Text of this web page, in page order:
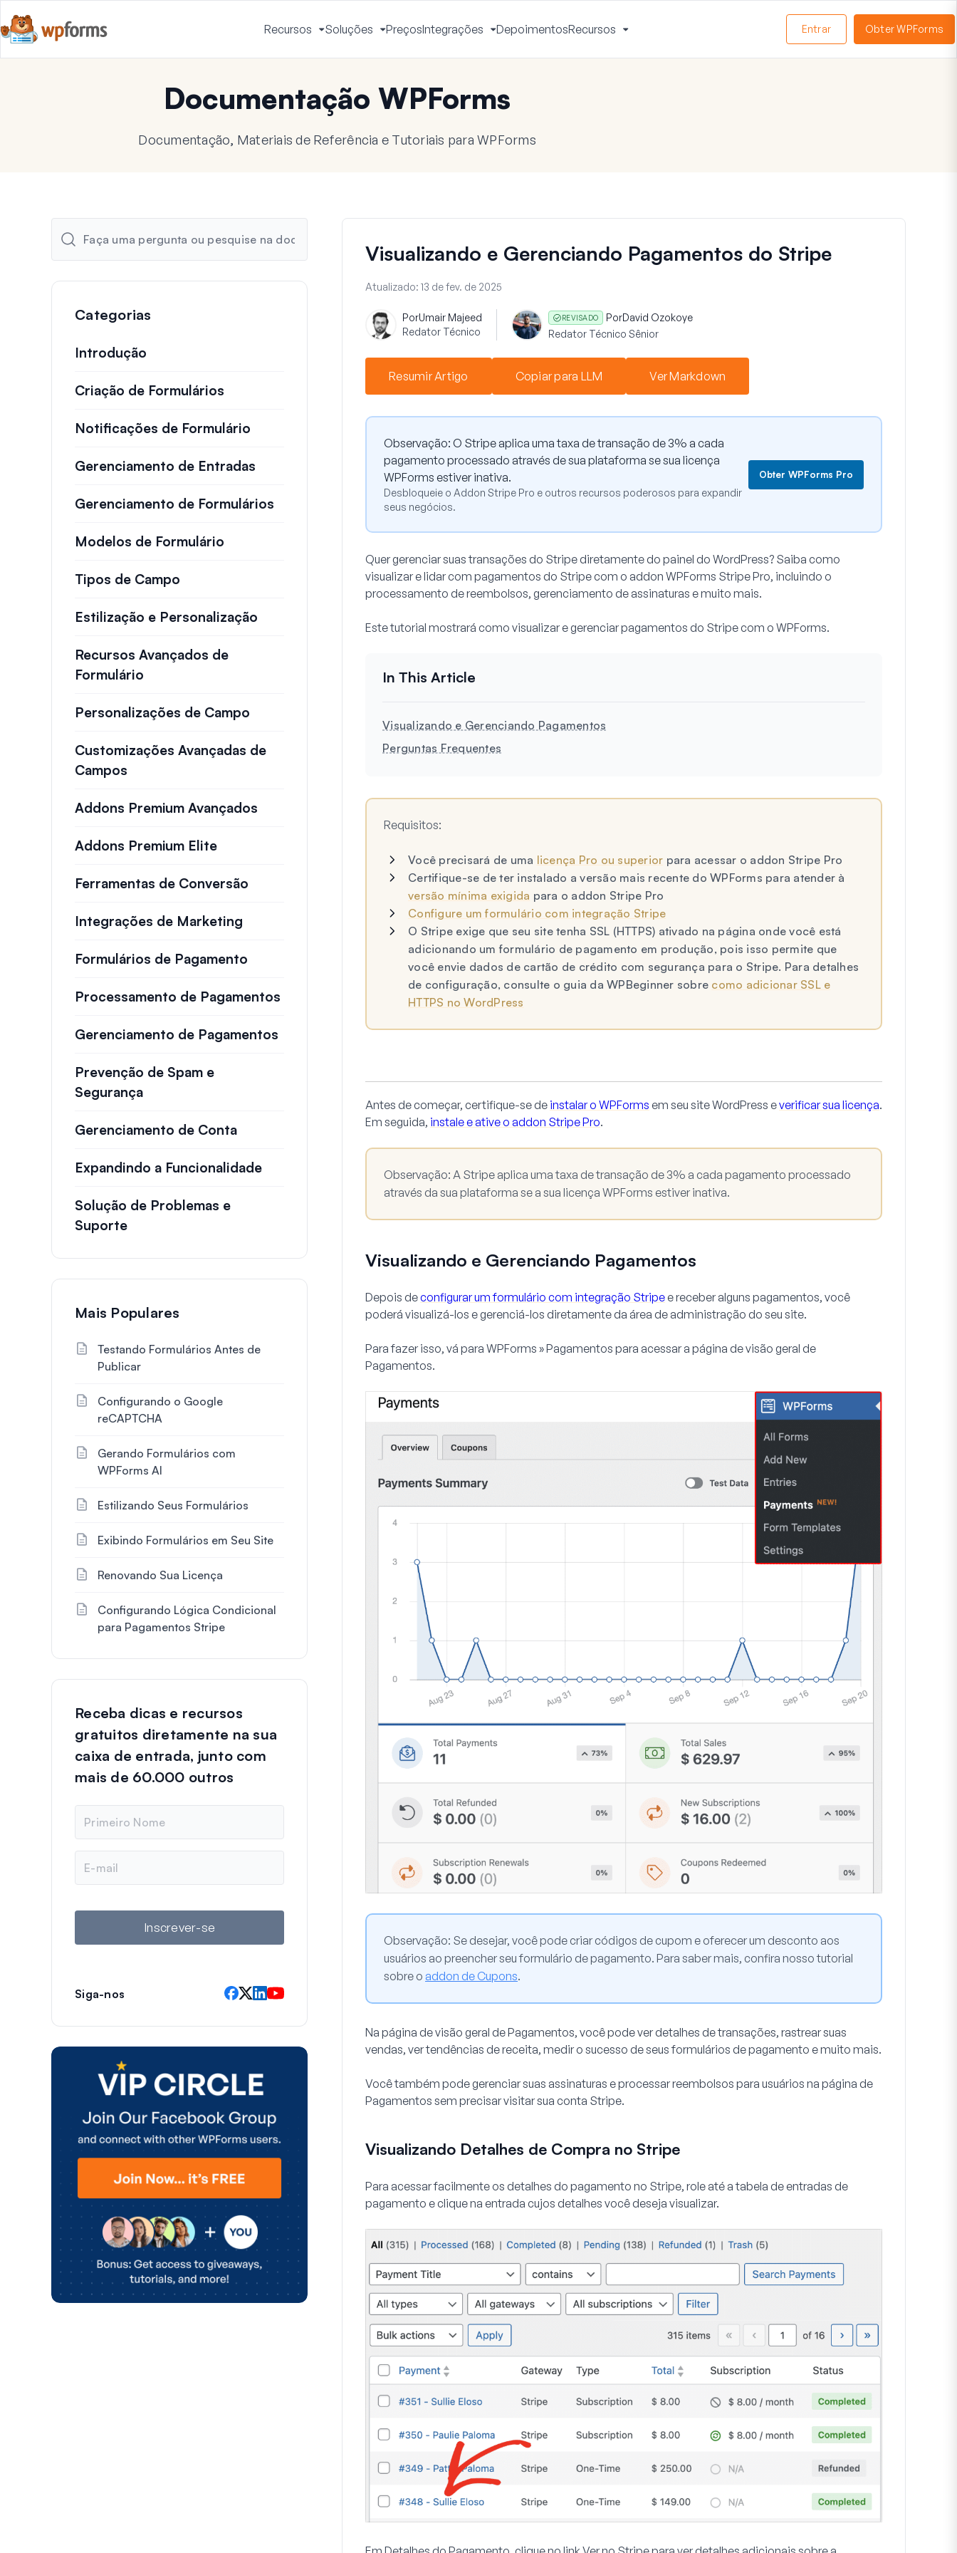
Recursos
Alternar
Menu
Soluções
Alternar
Menu
PreçosIntegrações
Alternar
Menu
DepoimentosRecursos
Menu
Entrar Obter WPForms
Documentação WPForms
Documentação, Materiais de Referência e Tutoriais para WPForms
Visualizando e Gerenciando Pagamentos do Stripe
Atualizado: 13 de fev. de 2025
PorUmair Majeed
Redator Técnico
REVISADO PorDavid Ozokoye
Redator Técnico Sênior
Resumir Artigo Copiar para LLM Ver Markdown
Observação: O Stripe aplica uma taxa de transação de 3% a cada
pagamento processado através de sua plataforma se sua licença
WPForms estiver inativa.
Desbloqueie o Addon Stripe Pro e outros recursos poderosos para expandir
seus negócios.
Obter WPForms Pro
Quer gerenciar suas transações do Stripe diretamente do painel do WordPress? Saiba como
visualizar e lidar com pagamentos do Stripe com o addon WPForms Stripe Pro, incluindo o
processamento de reembolsos, gerenciamento de assinaturas e muito mais.
Este tutorial mostrará como visualizar e gerenciar pagamentos do Stripe com o WPForms.
Visualizando e Gerenciando Pagamentos
Perguntas Frequentes
Requisitos:
Você precisará de uma licença Pro ou superior para acessar o addon Stripe Pro
Certifique-se de ter instalado a versão mais recente do WPForms para atender à
versão mínima exigida para o addon Stripe Pro
Configure um formulário com integração Stripe
O Stripe exige que seu site tenha SSL (HTTPS) ativado na página onde você está
adicionando um formulário de pagamento em produção, pois isso permite que
você envie dados de cartão de crédito com segurança para o Stripe. Para detalhes
de configuração, consulte o guia da WPBeginner sobre como adicionar SSL e
HTTPS no WordPress
Antes de começar, certifique-se de instalar o WPForms em seu site WordPress everificar sua licença.
Em seguida, instale e ative o addon Stripe Pro.
Observação: A Stripe aplica uma taxa de transação de 3% a cada pagamento processado
através da sua plataforma se a sua licença WPForms estiver inativa.
Visualizando e Gerenciando Pagamentos
Depois deconfigurar um formulário com integração Stripee receber alguns pagamentos, você
poderá visualizá-los e gerenciá-los diretamente da área de administração do seu site.
Para fazer isso, vá para WPForms » Pagamentos para acessar a página de visão geral de
Pagamentos.
Observação: Se desejar, você pode criar códigos de cupom e oferecer um desconto aos
usuários ao preencher seu formulário de pagamento. Para saber mais, confira nosso tutorial
sobre o addon de Cupons.
Na página de visão geral de Pagamentos, você pode ver detalhes de transações, rastrear suas
vendas, ver tendências de receita, medir o sucesso de seus formulários de pagamento e muito mais.
Você também pode gerenciar suas assinaturas e processar reembolsos para usuários na página de
Pagamentos sem precisar visitar sua conta Stripe.
Visualizando Detalhes de Compra no Stripe
Para acessar facilmente os detalhes do pagamento no Stripe, role até a tabela de entradas de
pagamento e clique na entrada cujos detalhes você deseja visualizar.
Categorias
Introdução
Criação de Formulários
Notificações de Formulário
Gerenciamento de Entradas
Gerenciamento de Formulários
Modelos de Formulário
Tipos de Campo
Estilização e Personalização
Recursos Avançados de
Formulário
Personalizações de Campo
Customizações Avançadas de
Campos
Addons Premium Avançados
Addons Premium Elite
Ferramentas de Conversão
Integrações de Marketing
Formulários de Pagamento
Processamento de Pagamentos
Gerenciamento de Pagamentos
Prevenção de Spam e
Segurança
Gerenciamento de Conta
Expandindo a Funcionalidade
Solução de Problemas e
Suporte
Mais Populares
Testando Formulários Antes de
Publicar
Configurando o Google
reCAPTCHA
Gerando Formulários com
WPForms AI
Estilizando Seus Formulários
Exibindo Formulários em Seu Site
Renovando Sua Licença
Configurando Lógica Condicional
para Pagamentos Stripe
Receba dicas e recursos
gratuitos diretamente na sua
caixa de entrada, junto com
mais de 60.000 outros
m
e
m
i
Inscrever-se
Siga-nos